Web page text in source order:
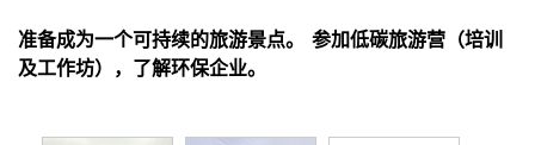
准备成为一个可持续的旅游景点。 参加低碳旅游营（培训
及工作坊），了解环保企业。